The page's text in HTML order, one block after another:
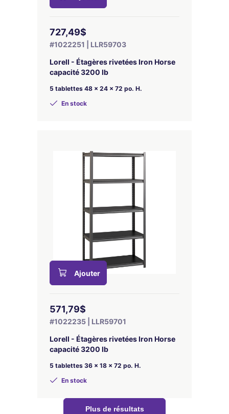
727,49$
#1022251 | LLR59703
Lorell - Étagères rivetées Iron Horse
capacité 3200 lb
5 tablettes 48 x 24 x 72 po. H.
En stock
Ajouter
571,79$
#1022235 | LLR59701
Lorell - Étagères rivetées Iron Horse
capacité 3200 lb
5 tablettes 36 x 18 x 72 po. H.
En stock
Plus de résultats